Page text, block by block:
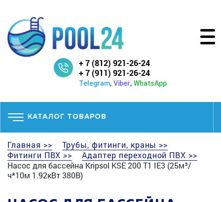
+ 7 (812) 921-26-24
+ 7 (911) 921-26-24
Telegram, Viber, WhatsApp
КАТАЛОГ ТОВАРОВ
Главная >>
Трубы, фитинги, краны >>
Фитинги ПВХ >>
Адаптер переходной ПВХ >>
Насос для бассейна Kripsol KSE 200 T1 IE3 (25м³/
ч*10м 1.92кВт 380В)